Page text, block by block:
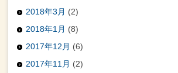
2018年3月 (2)
2018年1月 (8)
2017年12月 (6)
2017年11月 (2)